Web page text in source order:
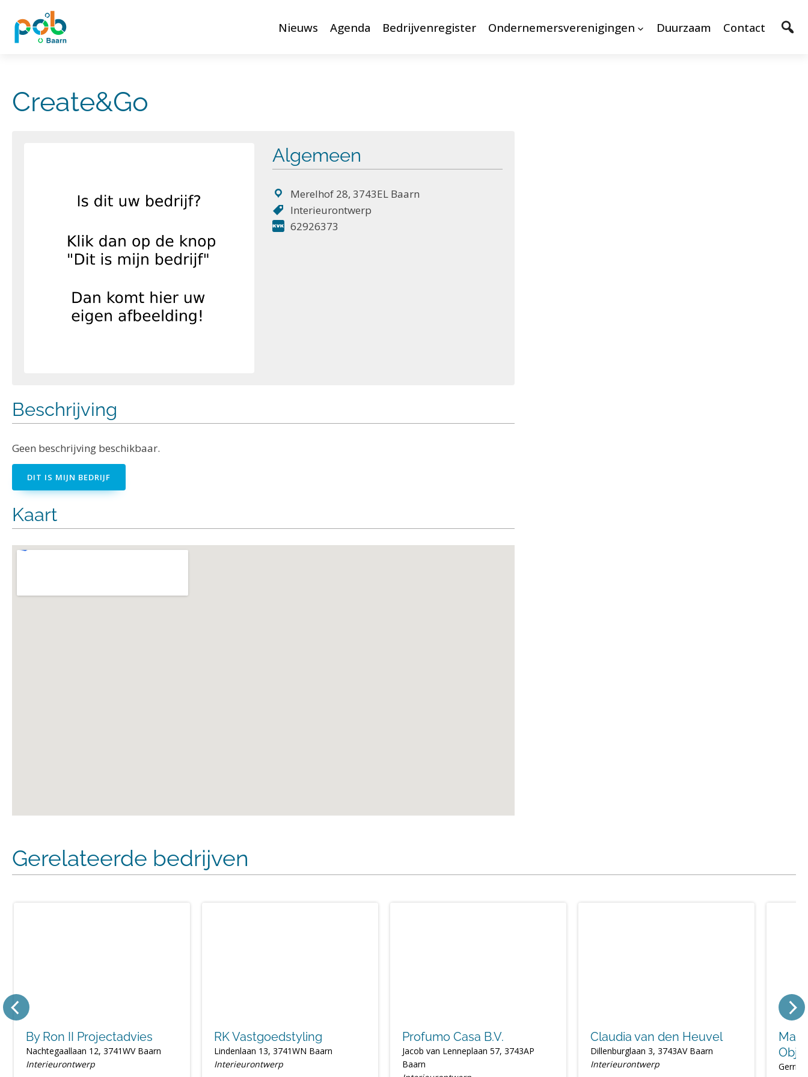
Nieuws Agenda Bedrijvenregister Ondernemersverenigingen Duurzaam Contact
Create&Go
Algemeen
Merelhof 28, 3743EL Baarn
Interieurontwerp
62926373
Beschrijving
Geen beschrijving beschikbaar.
DIT IS MIJN BEDRIJF
Kaart
Gerelateerde bedrijven
By Ron II Projectadvies
Nachtegaallaan 12, 3741WV Baarn
Interieurontwerp
RK Vastgoedstyling
Lindenlaan 13, 3741WN Baarn
Interieurontwerp
Profumo Casa B.V.
Jacob van Lenneplaan 57, 3743AP
Baarn
Claudia van den Heuvel
Dillenburglaan 3, 3743AV Baarn
Interieurontwerp
Gerrit